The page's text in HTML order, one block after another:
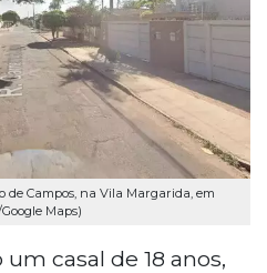
de Campos, na Vila Margarida, em
Maps)
casal de 18 anos,